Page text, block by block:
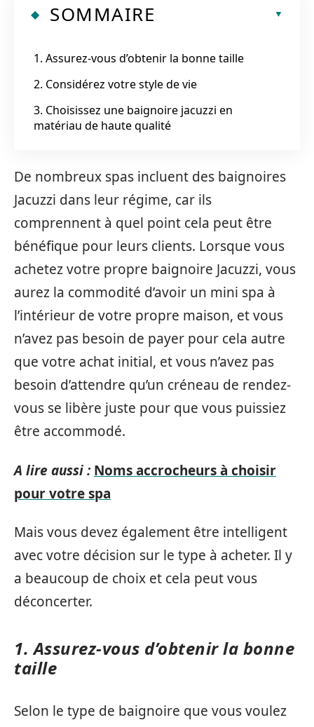
SOMMAIRE
1. Assurez-vous d’obtenir la bonne taille
2. Considérez votre style de vie
3. Choisissez une baignoire jacuzzi en
matériau de haute qualité
De nombreux spas incluent des baignoires
Jacuzzi dans leur régime, car ils
comprennent à quel point cela peut être
bénéfique pour leurs clients. Lorsque vous
achetez votre propre baignoire Jacuzzi, vous
aurez la commodité d’avoir un mini spa à
l’intérieur de votre propre maison, et vous
n’avez pas besoin de payer pour cela autre
que votre achat initial, et vous n’avez pas
besoin d’attendre qu’un créneau de rendez-
vous se libère juste pour que vous puissiez
être accommodé.
A lire aussi : Noms accrocheurs à choisir
pour votre spa
Mais vous devez également être intelligent
avec votre décision sur le type à acheter. Il y
a beaucoup de choix et cela peut vous
déconcerter.
1. Assurez-vous d’obtenir la bonne
taille
Selon le type de baignoire que vous voulez